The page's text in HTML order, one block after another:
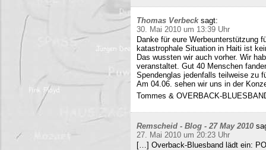
Thomas Verbeck sagt:
30. Mai 2010 um 13:39 Uhr
Danke für eure Werbeunterstützung
katastrophale Situation in Haiti ist
Das wussten wir auch vorher. Wir
veranstaltet. Gut 40 Menschen
Spendenglas jedenfalls teilweise zu
Am 04.06. sehen wir uns in der
Tommes & OVERBACK-
Remscheid - Blog - 27 May 2010
27. Mai 2010 um 20:23 Uhr
[…] Overback-Bluesband lädt ein: